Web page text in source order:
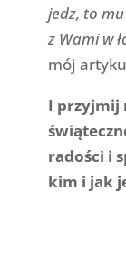
jedz, to
z Wami w
mój
I przyjmij
radości i
kim i jak